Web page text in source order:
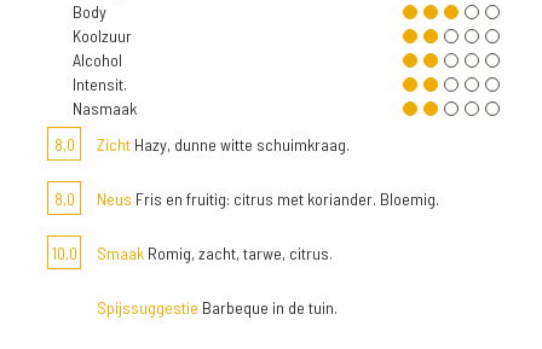
Body
Koolzuur
Alcohol
Intensit.
Nasmaak
8,0
Zicht Hazy, dunne witte schuimkraag.
8,0 Neus Fris en fruitig: citrus met koriander. Bloemig.
10,0 Smaak Romig, zacht, tarwe, citrus.
Spijssuggestie Barbeque in de tuin.